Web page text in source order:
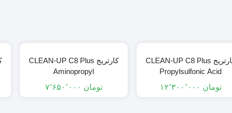
کارتریج CLEAN-UP C8 Plus
Propylsulfonic Acid
تومان
کارتریج CLEAN-UP C8 Plus
Aminopropyl
تومان